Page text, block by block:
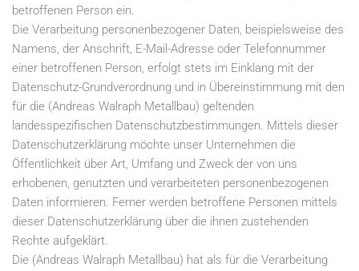
betroffenen Person ein.
Die Verarbeitung personenbezogener Daten, beispielsweise des
Namens, der Anschrift, E-Mail-Adresse oder Telefonnummer
einer betroffenen Person, erfolgt stets im Einklang mit der
Datenschutz-Grundverordnung und in Übereinstimmung mit den
für die (Andreas Walraph Metallbau) geltenden
landesspezifischen Datenschutzbestimmungen. Mittels dieser
Datenschutzerklärung möchte unser Unternehmen die
Öffentlichkeit über Art, Umfang und Zweck der von uns
erhobenen, genutzten und verarbeiteten personenbezogenen
Daten informieren. Ferner werden betroffene Personen mittels
dieser Datenschutzerklärung über die ihnen zustehenden
Rechte aufgeklärt.
Die (Andreas Walraph Metallbau) hat als für die Verarbeitung